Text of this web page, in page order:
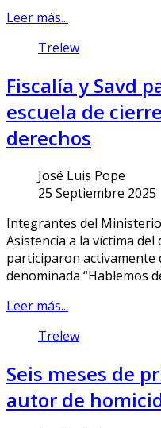
Leer más...
Trelew
Fiscalía y Savd
escuela de
derechos
José Luis Pope
25 Septiembre 2025
Integrantes del Ministerio
Asistencia a la víctima del
participaron activamente
denominada “Hablemos
Leer más...
Trelew
Seis meses de
autor de